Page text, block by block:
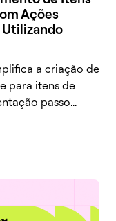
Ações
Utilizando
a criação de
para itens de
passo...